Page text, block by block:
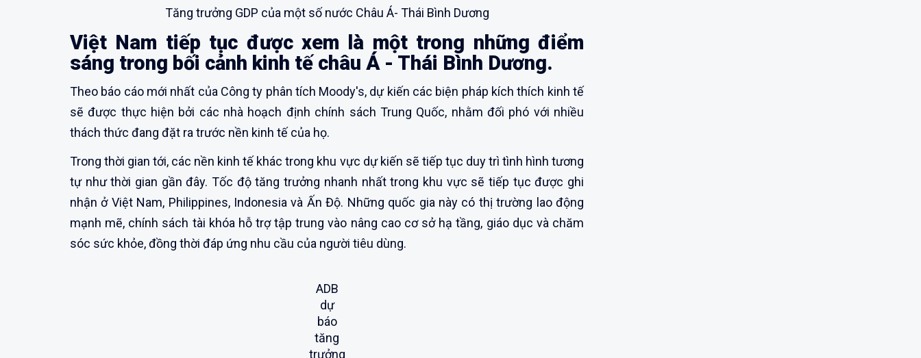
Tăng trưởng GDP của một số nước Châu Á- Thái Bình Dương
Việt Nam tiếp tục được xem là một trong những điểm
sáng trong bối cảnh kinh tế châu Á - Thái Bình Dương.
Theo báo cáo mới nhất của Công ty phân tích Moody's, dự kiến các biện pháp kích thích kinh tế
sẽ được thực hiện bởi các nhà hoạch định chính sách Trung Quốc, nhằm đối phó với nhiều
thách thức đang đặt ra trước nền kinh tế của họ.
Trong thời gian tới, các nền kinh tế khác trong khu vực dự kiến sẽ tiếp tục duy trì tình hình tương
tự như thời gian gần đây. Tốc độ tăng trưởng nhanh nhất trong khu vực sẽ tiếp tục được ghi
nhận ở Việt Nam, Philippines, Indonesia và Ấn Độ. Những quốc gia này có thị trường lao động
mạnh mẽ, chính sách tài khóa hỗ trợ tập trung vào nâng cao cơ sở hạ tầng, giáo dục và chăm
sóc sức khỏe, đồng thời đáp ứng nhu cầu của người tiêu dùng.
ADB
dự
báo
tăng
trưởng